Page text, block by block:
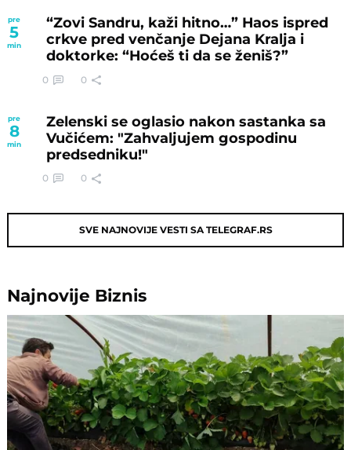
pre
5
min
“Zovi Sandru, kaži hitno…” Haos ispred
crkve pred venčanje Dejana Kralja i
doktorke: “Hoćeš ti da se ženiš?”
0 0
pre
8
min
Zelenski se oglasio nakon sastanka sa
Vučićem: "Zahvaljujem gospodinu
predsedniku!"
0 0
SVE NAJNOVIJE VESTI SA TELEGRAF.RS
Najnovije Biznis